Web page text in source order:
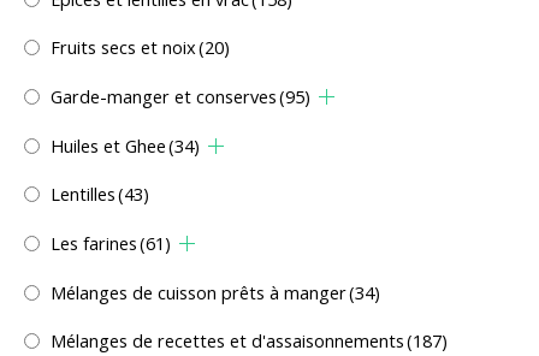
Fruits secs et noix(20)
Garde-manger et conserves(95)
Huiles et Ghee(34)
Lentilles(43)
Les farines(61)
Mélanges de cuisson prêts à manger(34)
Mélanges de recettes et d'assaisonnements(187)